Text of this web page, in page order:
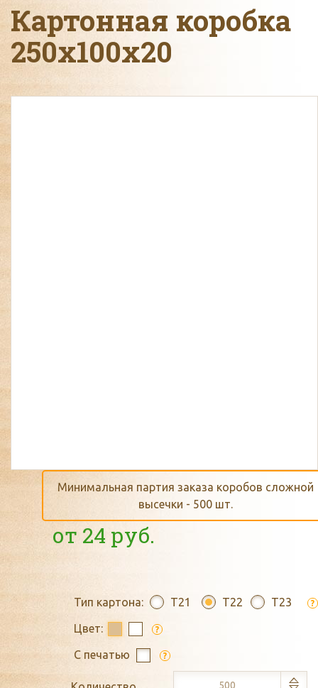
Картонная коробка
250х100х20
Минимальная партия заказа коробов сложной
высечки - 500 шт.
от 24 руб.
Тип картона: T21 T22 T23 ?
Цвет: ?
С печатью ?